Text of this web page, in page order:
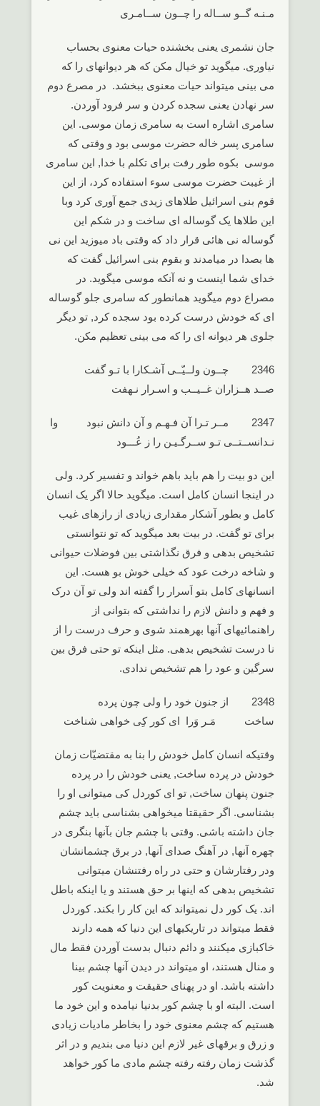
مـنـه گــو ســاله را چــون ســامـری
جان نشمری یعنی بخشنده حیات معنوی بحساب
نیاوری. میگوید تو خیال مکن که هر دیوانهای را که
می بینی میتواند حیات معنوی ببخشد. در مصرع دوم
سر نهادن یعنی سجده کردن و سر فرود آوردن.
سامری اشاره است به سامری زمان موسی. این
سامری پسر خاله حضرت موسی بود و وقتی که
موسی بکوه طور رفت برای تکلم با خدا, این سامری
از غیبت حضرت موسی سوء استفاده کرد، از این
قوم بنی اسرائیل طلاهای زیدی جمع آوری کرد وبا
این طلاها یک گوساله ای ساخت و در شکم این
گوساله نی هائی قرار داد که وقتی باد میوزید این نی
ها بصدا در میامدند و بقوم بنی اسرائیل گفت که
خدای شما اینست و نه آنکه موسی میگوید. در
مصراع دوم میگوید همانطور که سامری جلو گوساله
ای که خودش درست کرده بود سجده کرد, تو دیگر
جلوی هر دیوانه ای را که می بینی تعظیم مکن.
2346 چــون ولــیّــی آشـکارا با تـو گفت
صــد هــزاران غــیــب و اسـرار نـهفت
2347 مــر تـرا آن فـهـم و آن دانش نبود وا
نـدانســتــی تـو ســرگـیـن را ز عُـــود
این دو بیت را هم باید باهم خواند و تفسیر کرد. ولی
در اینجا انسان کامل است. میگوید حالا اگر یک انسان
کامل و بطور آشکار مقداری زیادی از رازهای غیب
برای تو گفت. در بیت بعد میگوید که تو نتوانستی
تشخیص بدهی و فرق نگذاشتی بین فوضلات حیوانی
و شاخه درخت عود که خیلی خوش بو هست. این
انسانهای کامل بتو اَسرار را گفته اند ولی تو آن درک
و فهم و دانش لازم را نداشتی که بتوانی از
راهنمائیهای آنها بهرهمند شوی و حرف درست را از
نا درست تشخیص بدهی. مثل اینکه تو حتی فرق بین
سرگین و عود را هم تشخیص ندادی.
2348 از جنون خود را ولی چون پرده
ساخت مَـر وَرا ای کور کِی خواهی شناخت
وقتیکه انسان کامل خودش را بنا به مقتضیّات زمان
خودش در پرده ساخت, یعنی خودش را در پرده
جنون پنهان ساخت, تو ای کوردل کی میتوانی او را
بشناسی. اگر حقیقتا میخواهی بشناسی باید چشم
جان داشته باشی. وقتی با چشم جان بآنها بنگری در
چهره آنها, در آهنگ صدای آنها, در برق چشمانشان
ودر رفتارشان و حتی در راه رفتنشان میتوانی
تشخیص بدهی که اینها بر حق هستند و یا اینکه باطل
اند. یک کور دل نمیتواند که این کار را بکند. کوردل
فقط میتواند در تاریکیهای این دنیا که همه دارند
خاکبازی میکنند و دائم دنبال بدست آوردن فقط مال
و منال هستند، او میتواند در دیدن آنها چشم بینا
داشته باشد. او در پهنای حقیقت و معنویت کور
است. البته او با چشم کور بدنیا نیامده و این خود ما
هستیم که چشم معنوی خود را بخاطر مادیات زیادی
و زرق و برقهای غیر لازم این دنیا می بندیم و در اثر
گذشت زمان رفته رفته چشم مادی ما کور خواهد
شد.